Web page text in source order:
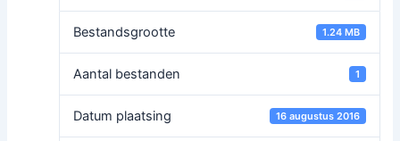
Bestandsgrootte 1.24 MB
Aantal bestanden 1
Datum plaatsing 16 augustus 2016